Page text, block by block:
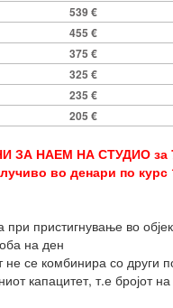
539 €
455 €
375 €
325 €
235 €
205 €
ЗА НАЕМ НА СТУДИО
во денари по
пристигнување во
на ден
се комбинира со други
капацитет, т.е бројот